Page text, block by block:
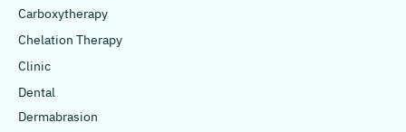
Carboxytherapy
Chelation Therapy
Clinic
Dental
Dermabrasion